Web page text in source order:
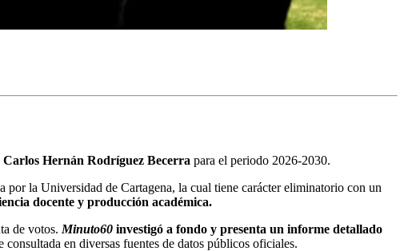
Carlos Hernán Rodríguez Becerra para el periodo 2026-2030.
la Universidad de Cartagena, la cual tiene carácter eliminatorio con un
docente y producción académica.
de votos. Minuto60 investigó a fondo y presenta un informe detallado
en diversas fuentes de datos públicos oficiales.